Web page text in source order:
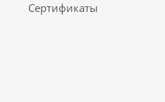
Сертификаты